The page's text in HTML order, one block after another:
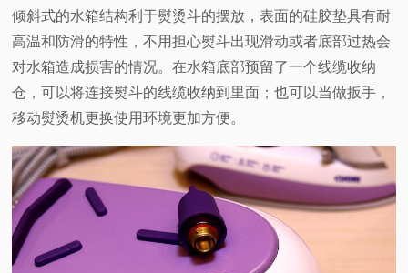
倾斜式的水箱结构利于熨烫斗的摆放，表面的硅胶垫具有耐
高温和防滑的特性，不用担心熨斗出现滑动或者底部过热会
对水箱造成损害的情况。在水箱底部预留了一个线缆收纳
仓，可以将连接熨斗的线缆收纳到里面；也可以当做扳手，
移动熨烫机更换使用环境更加方便。